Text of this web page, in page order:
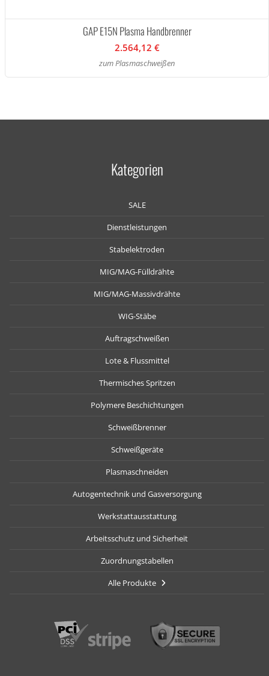
GAP E15N Plasma Handbrenner
2.564,12 €
zum Plasmaschweißen
Kategorien
SALE
Dienstleistungen
Stabelektroden
MIG/MAG-Fülldrähte
MIG/MAG-Massivdrähte
WIG-Stäbe
Auftragschweißen
Lote & Flussmittel
Thermisches Spritzen
Polymere Beschichtungen
Schweißbrenner
Schweißgeräte
Plasmaschneiden
Autogentechnik und Gasversorgung
Werkstattausstattung
Arbeitsschutz und Sicherheit
Zuordnungstabellen
Alle Produkte